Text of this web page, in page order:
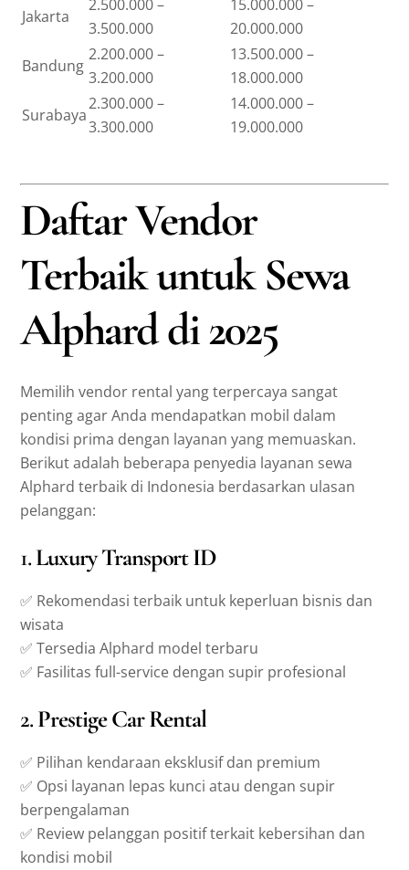
Jakarta
2.500.000 –
3.500.000
15.000.000 –
20.000.000
Bandung
2.200.000 –
3.200.000
13.500.000 –
18.000.000
Surabaya
2.300.000 –
3.300.000
14.000.000 –
19.000.000
Daftar Vendor
Terbaik untuk Sewa
Alphard di 2025
Memilih vendor rental yang terpercaya sangat
penting agar Anda mendapatkan mobil dalam
kondisi prima dengan layanan yang memuaskan.
Berikut adalah beberapa penyedia layanan sewa
Alphard terbaik di Indonesia berdasarkan ulasan
pelanggan:
1.Luxury Transport ID
✅ Rekomendasi terbaik untuk keperluan bisnis dan
wisata
✅ Tersedia Alphard model terbaru
✅ Fasilitas full-service dengan supir profesional
2.Prestige Car Rental
✅ Pilihan kendaraan eksklusif dan premium
✅ Opsi layanan lepas kunci atau dengan supir
berpengalaman
✅ Review pelanggan positif terkait kebersihan dan
kondisi mobil